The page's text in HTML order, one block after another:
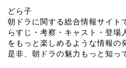
どら子
朝ドラに関する総合情報サイト
らすじ・考察・キャスト・登場
をもっと楽しめるような情報の
是非、朝ドラの魅力もっと知っ